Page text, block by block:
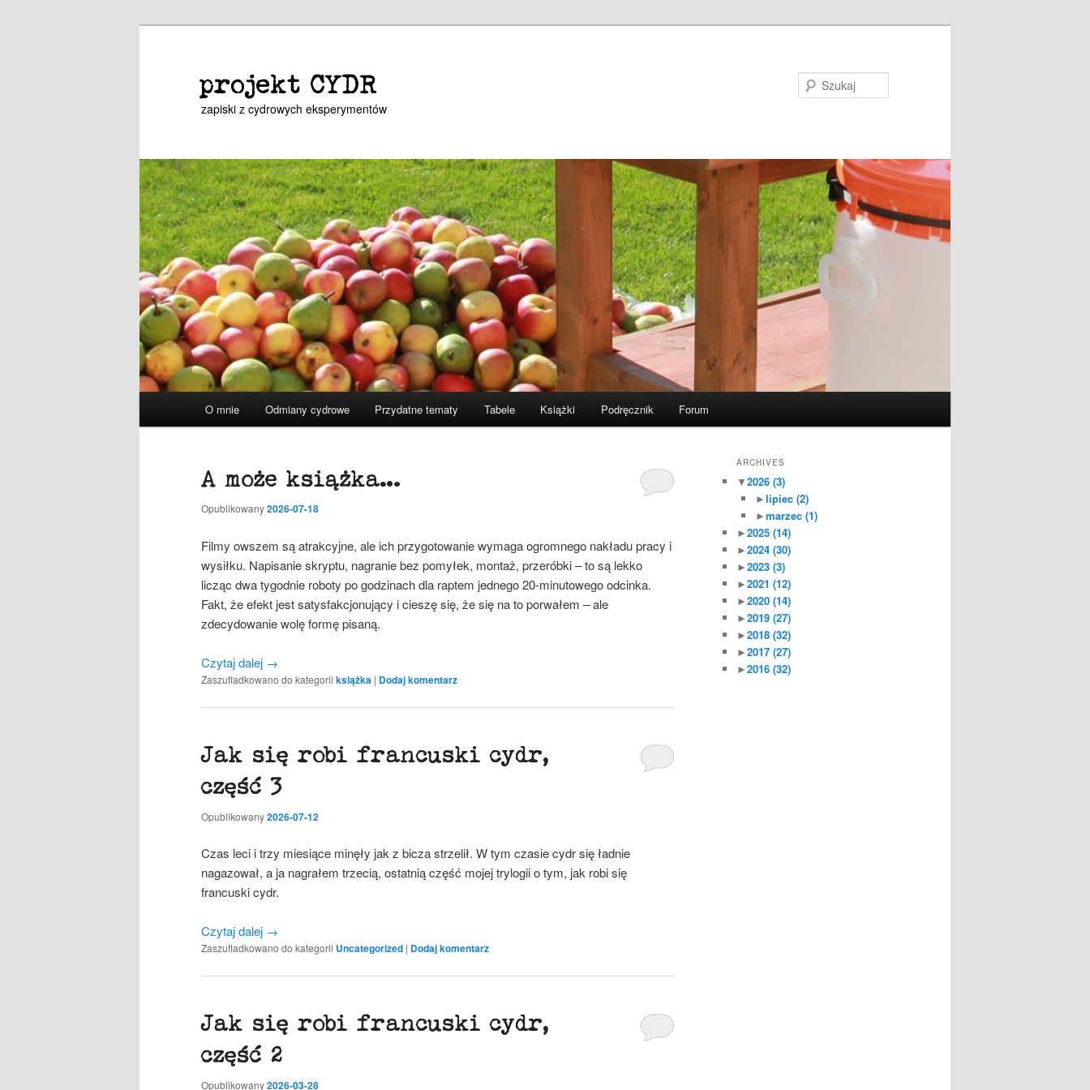
projekt CYDR
zapiski z cydrowych eksperymentów
O mnie Odmiany cydrowe Przydatne tematy Tabele Książki Podręcznik Forum
A może książka…
Opublikowany2026-07-18
Filmy owszem są atrakcyjne, ale ich przygotowanie wymaga ogromnego nakładu pracy i
wysiłku. Napisanie skryptu, nagranie bez pomyłek, montaż, przeróbki – to są lekko
licząc dwa tygodnie roboty po godzinach dla raptem jednego 20-minutowego odcinka.
Fakt, że efekt jest satysfakcjonujący i cieszę się, że się na to porwałem – ale
zdecydowanie wolę formę pisaną.
Czytaj dalej →
Zaszufladkowano do kategorii książka | Dodaj komentarz
Jak się robi francuski cydr,
część 3
Opublikowany2026-07-12
Czas leci i trzy miesiące minęły jak z bicza strzelił. W tym czasie cydr się ładnie
nagazował, a ja nagrałem trzecią, ostatnią część mojej trylogii o tym, jak robi się
francuski cydr.
Czytaj dalej →
Zaszufladkowano do kategorii Uncategorized | Dodaj komentarz
Jak się robi francuski cydr,
część 2
Opublikowany2026-03-28
ARCHIVES
▼2026 (3)
►lipiec (2)
►marzec (1)
►2025 (14)
►2024 (30)
►2023 (3)
►2021 (12)
►2020 (14)
►2019 (27)
►2018 (32)
►2017 (27)
►2016 (32)